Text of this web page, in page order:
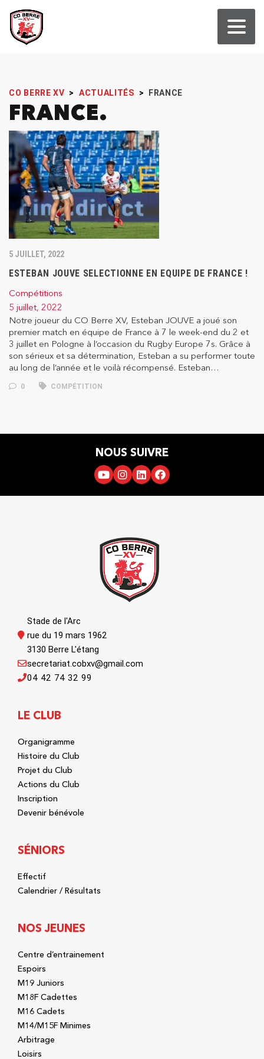
CO BERRE XV > ACTUALITÉS > FRANCE
FRANCE
5 JUILLET, 2022
ESTEBAN JOUVE SELECTIONNE EN EQUIPE DE FRANCE !
Compétitions
5 juillet, 2022
Notre joueur du CO Berre XV, Esteban JOUVE a joué son
premier match en équipe de France à 7 le week-end du 2 et
3 juillet en Pologne à l’occasion du Rugby Europe 7s. Grâce à
son sérieux et sa détermination, Esteban a su performer toute
au long de l’année et le voilà récompensé. Esteban…
0 COMPÉTITION
NOUS SUIVRE
Stade de l'Arc
rue du 19 mars 1962
3130 Berre L'étang
04 42 74 32 99
secretariat.cobxv@gmail.com
LE CLUB
Organigramme
Histoire du Club
Projet du Club
Actions du Club
Inscription
Devenir bénévole
SÉNIORS
Effectif
Calendrier / Résultats
NOS JEUNES
Centre d’entrainement
Espoirs
M19 Juniors
M18F Cadettes
M16 Cadets
M14/M15F Minimes
Arbitrage
Loisirs